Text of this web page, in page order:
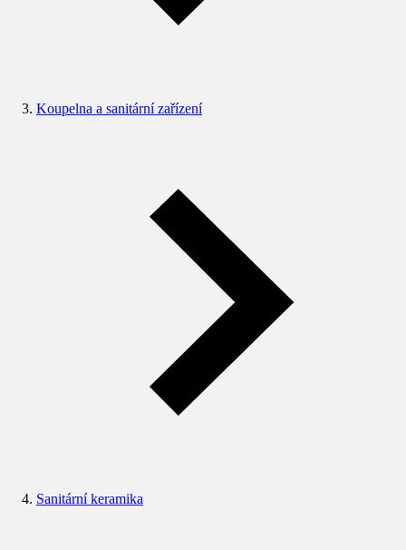
Koupelna a sanitární zařízení
Sanitární keramika